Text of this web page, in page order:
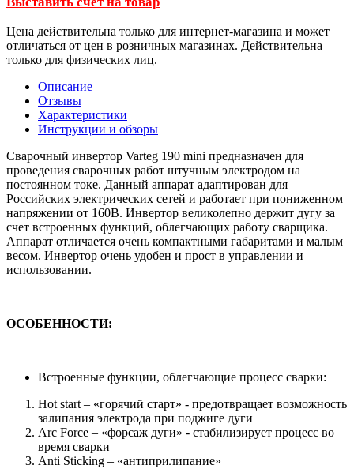
Цена действительна только для интернет-магазина и может
отличаться от цен в розничных магазинах. Действительна
только для физических лиц.
Описание
Отзывы
Характеристики
Инструкции и обзоры
Сварочный инвертор Varteg 190 mini предназначен для
проведения сварочных работ штучным электродом на
постоянном токе. Данный аппарат адаптирован для
Российских электрических сетей и работает при пониженном
напряжении от 160В. Инвертор великолепно держит дугу за
счет встроенных функций, облегчающих работу сварщика.
Аппарат отличается очень компактными габаритами и малым
весом. Инвертор очень удобен и прост в управлении и
использовании.
ОСОБЕННОСТИ:
Встроенные функции, облегчающие процесс сварки:
Hot start – «горячий старт» - предотвращает возможность
залипания электрода при поджиге дуги
Arc Force – «форсаж дуги» - стабилизирует процесс во
время сварки
Anti Sticking – «антиприлипание»